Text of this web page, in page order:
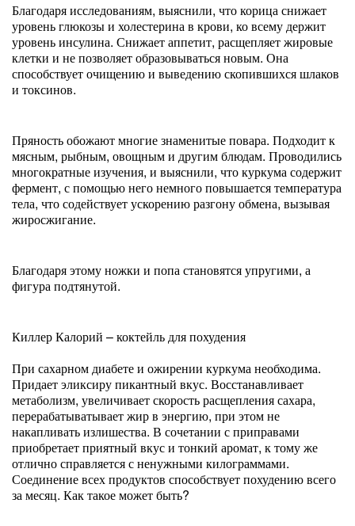
Благодаря исследованиям, выяснили, что корица снижает
уровень глюкозы и холестерина в крови, ко всему держит
уровень инсулина. Снижает аппетит, расщепляет жировые
клетки и не позволяет образовываться новым. Она
способствует очищению и выведению скопившихся шлаков
и токсинов.
Пряность обожают многие знаменитые повара. Подходит к
мясным, рыбным, овощным и другим блюдам. Проводились
многократные изучения, и выяснили, что куркума содержит
фермент, с помощью него немного повышается температура
тела, что содействует ускорению разгону обмена, вызывая
жиросжигание.
Благодаря этому ножки и попа становятся упругими, а
фигура подтянутой.
Киллер Калорий – коктейль для похудения
При сахарном диабете и ожирении куркума необходима.
Придает эликсиру пикантный вкус. Восстанавливает
метаболизм, увеличивает скорость расщепления сахара,
перерабатыватывает жир в энергию, при этом не
накапливать излишества. В сочетании с приправами
приобретает приятный вкус и тонкий аромат, к тому же
отлично справляется с ненужными килограммами.
Соединение всех продуктов способствует похудению всего
за месяц. Как такое может быть?